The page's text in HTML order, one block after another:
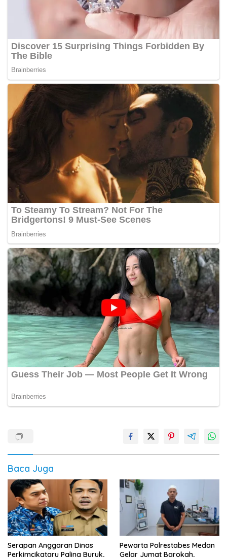
Baca Juga
Serapan Anggaran Dinas
Perkimcikataru Paling Buruk,
Pewarta Polrestabes Medan
Gelar Jumat Barokah,